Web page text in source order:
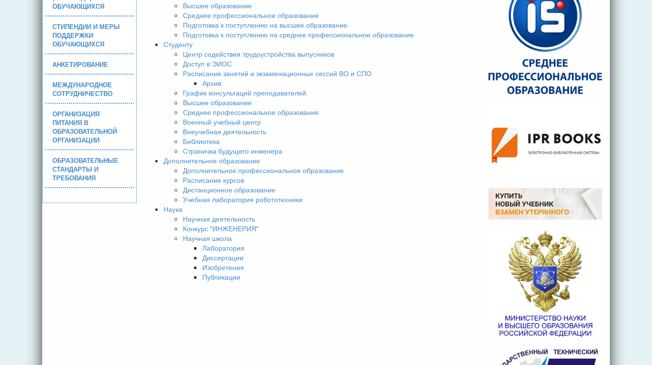
ОБУЧАЮЩИХСЯ
СТИПЕНДИИ И МЕРЫ
ПОДДЕРЖКИ
ОБУЧАЮЩИХСЯ
АНКЕТИРОВАНИЕ
МЕЖДУНАРОДНОЕ
СОТРУДНИЧЕСТВО
ОРГАНИЗАЦИЯ
ПИТАНИЯ В
ОБРАЗОВАТЕЛЬНОЙ
ОРГАНИЗАЦИИ
ОБРАЗОВАТЕЛЬНЫЕ
СТАНДАРТЫ И
ТРЕБОВАНИЯ
Высшее образование
Среднее профессиональное образование
Подготовка к поступлению на высшее образование
Подготовка к поступлению на среднее профессиональное образование
Студенту
Центр содействия трудоустройства выпусников
Доступ в ЭИОС
Расписание занятий и экзаменационных сессий ВО и СПО
Архив
График консультаций преподавателей
Высшее образование
Среднее профессиональное образование
Военный учебный центр
Внеучебная деятельность
Библиотека
Страничка будущего инженера
Дополнительное образование
Дополнительное профессиональное образование
Расписание курсов
Дистанционное образование
Учебная лаборатория робототехники
Наука
Научная деятельность
Конкурс "ИНЖЕНЕРИЯ"
Научная школа
Лаборатория
Диссертации
Изобретения
Публикации